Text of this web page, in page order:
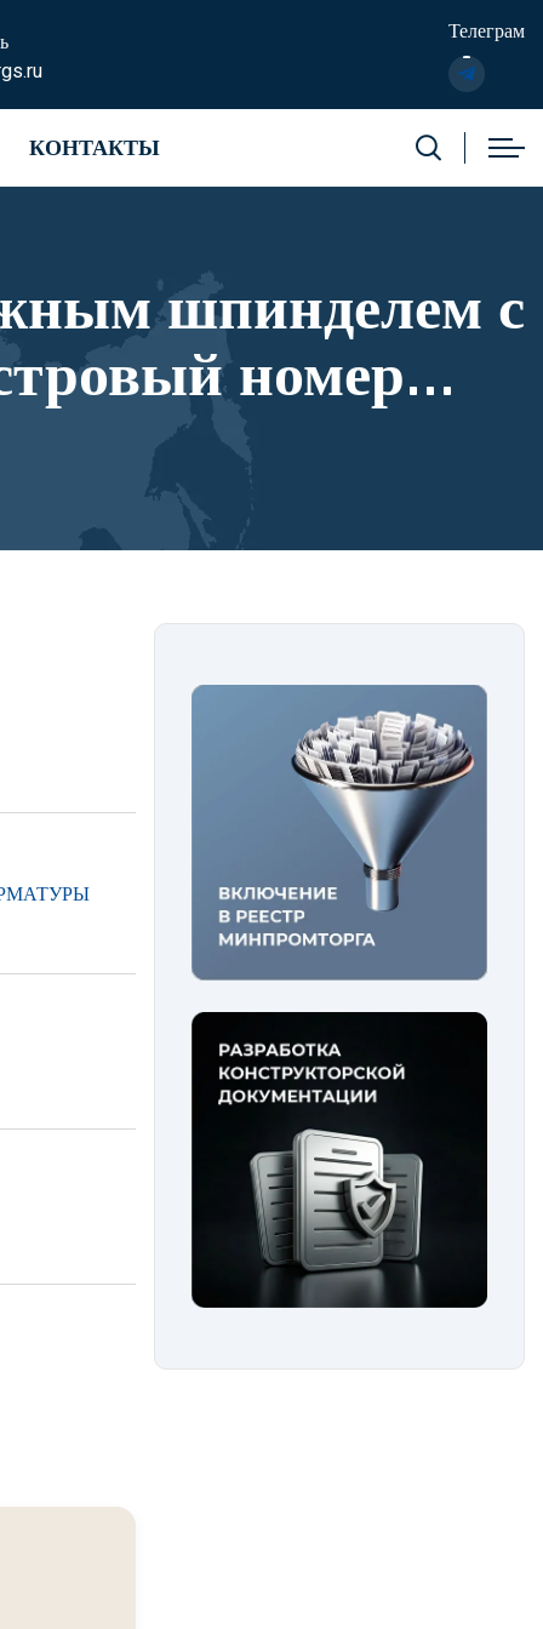
Телеграм
КОНТАКТЫ
шпинделем с
номер